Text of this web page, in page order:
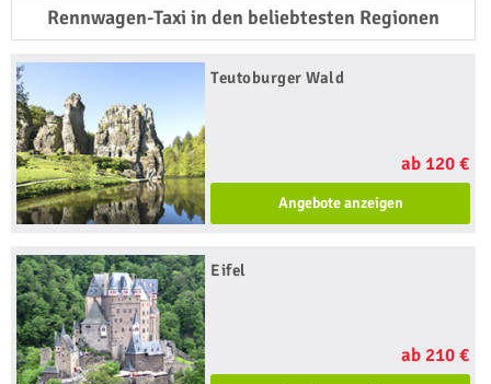
Rennwagen-Taxi in den beliebtesten Regionen
Teutoburger Wald
ab 120 €
Angebote anzeigen
Eifel
ab 210 €